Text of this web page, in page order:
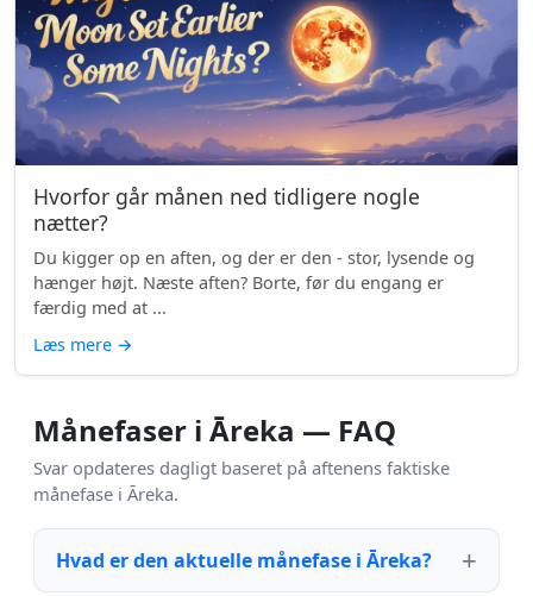
Hvorfor går månen ned tidligere nogle
nætter?
Du kigger op en aften, og der er den - stor, lysende og
hænger højt. Næste aften? Borte, før du engang er
færdig med at ...
Læs mere →
Månefaser i Āreka — FAQ
Svar opdateres dagligt baseret på aftenens faktiske
månefase i Āreka.
Hvad er den aktuelle månefase i Āreka?